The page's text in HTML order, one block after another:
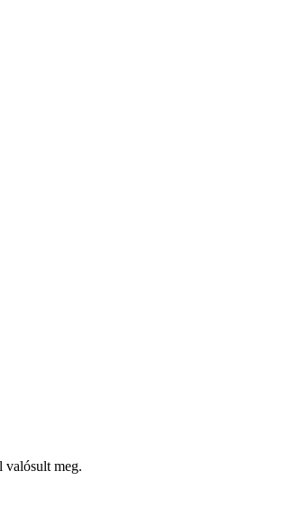
valósult meg.